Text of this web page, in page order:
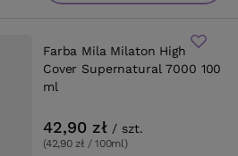
Farba Mila Milaton High
Cover Supernatural 7000 100
ml
42,90 zł / szt.
(42,90 zł / 100ml)